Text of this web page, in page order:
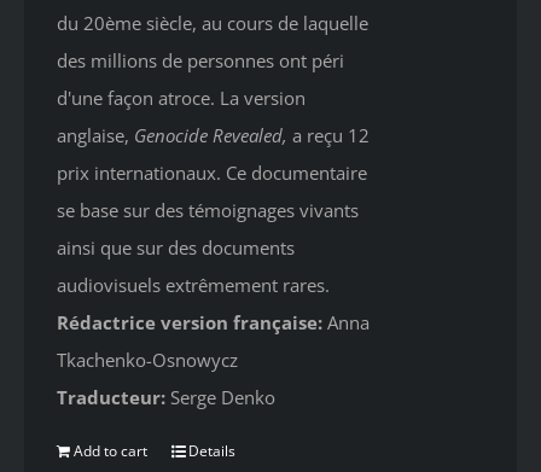
du 20ème siècle, au cours de laquelle
des millions de personnes ont péri
d'une façon atroce. La version
anglaise, Genocide Revealed, a reçu 12
prix internationaux. Ce documentaire
se base sur des témoignages vivants
ainsi que sur des documents
audiovisuels extrêmement rares.
Rédactrice version française: Anna
Tkachenko-Osnowycz
Traducteur: Serge Denko
Add to cart Details